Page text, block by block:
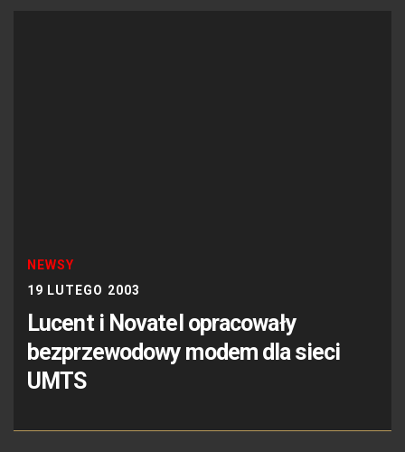
NEWSY
19 LUTEGO 2003
Lucent i Novatel opracowały
bezprzewodowy modem dla sieci
UMTS